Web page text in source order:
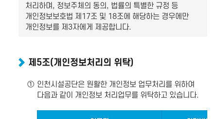
처리하며, 정보주체의 동의, 법률의 특별한 규정 등
개인정보보호법 제17조 및 18조에 해당하는 경우에만
개인정보를 제3자에게 제공합니다.
제5조(개인정보처리의 위탁)
① 인천시설공단은 원활한 개인정보 업무처리를 위하여
다음과 같이 개인정보 처리업무를 위탁하고 있습니다.